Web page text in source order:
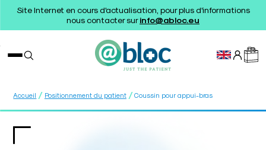
Site Internet en cours d'actualisation, pour plus d'informations
nous contacter surinfo@abloc.eu
Accueil / Positionnement du patient / Coussin pour appui-bras